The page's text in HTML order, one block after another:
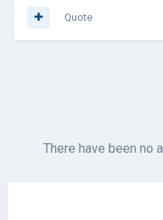
Quote
There have been no